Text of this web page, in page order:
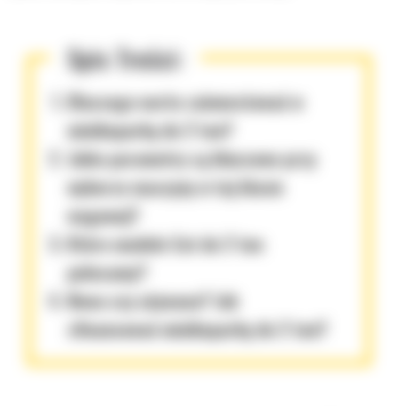
Spis Treści:
Dlaczego warto zainwestować w
minikoparkę do 2 ton?
Jakie parametry są kluczowe przy
wyborze maszyny w tej klasie
wagowej?
Które modele Cat do 2 ton
polecamy?
Nowa czy używana? Jak
sfinansować minikoparkę do 2 ton?